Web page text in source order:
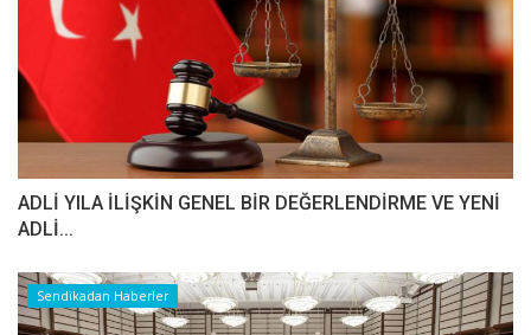
ADLİ YILA İLİŞKİN GENEL BİR DEĞERLENDİRME VE YENİ
ADLİ...
Sendikadan Haberler